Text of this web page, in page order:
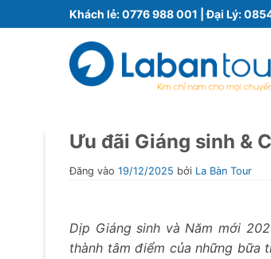
qua
Khách lẻ:0776 988 001 | Đại Lý:
Ưu đãi Giáng sinh &
Đăng vào 19/12/2025 bởi La Bàn Tour
Dịp Giáng sinh và Năm mới
thành tâm điểm của những bữa